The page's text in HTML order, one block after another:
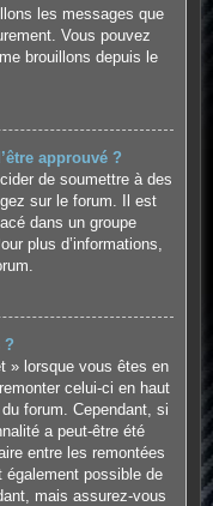
les messages que
Vous pouvez
brouillons depuis le
approuvé ?
de soumettre à des
sur le forum. Il est
dans un groupe
plus d’informations,
?
» lorsque vous êtes en
celui-ci en haut
forum. Cependant, si
a peut-être été
entre les remontées
également possible de
mais assurez-vous